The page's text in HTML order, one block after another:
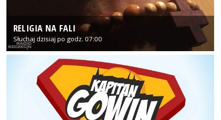
RELIGIA NA FALI
Słuchaj dzisiaj po godz. 07:00